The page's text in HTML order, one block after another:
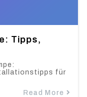
Tipps,
für
Read More